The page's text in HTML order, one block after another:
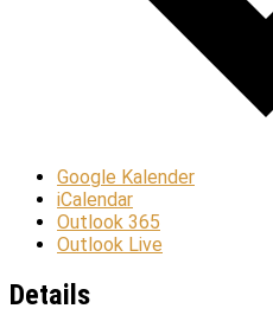
Google Kalender
iCalendar
Outlook 365
Outlook Live
Details